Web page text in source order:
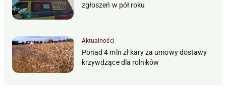
zgłoszeń w pół roku
Aktualności
Ponad 4 mln zł kary za umowy dostawy
krzywdzące dla rolników